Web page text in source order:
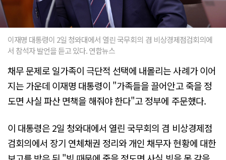
이재명 대통령이 2일 청와대에서 열린 국무회의 겸 비상경제점검회의에
서 참석자 발언을 듣고 있다. 연합뉴스
채무 문제로 일가족이 극단적 선택에 내몰리는 사례가 이어
지는 가운데 이재명 대통령이 "가족들을 끌어안고 죽을 정
도면 사실 파산 면책을 해줘야 한다"고 정부에 주문했다.
이 대통령은 2일 청와대에서 열린 국무회의 겸 비상경제점
검회의에서 장기 연체채권 정리와 개인 채무자 현황에 대한